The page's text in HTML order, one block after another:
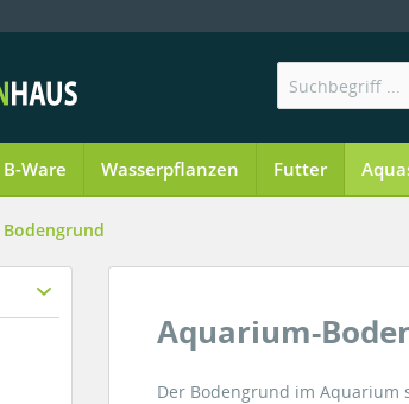
B-Ware Wasserpflanzen Futter
Bodengrund
Aquarium-
Der Bodengrund im Aquarium